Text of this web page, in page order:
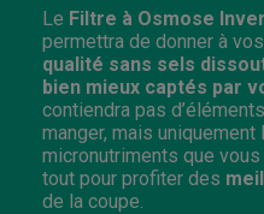
Le Filtre à Osmose
permettra de donner à
qualité sans sels
bien mieux captés par
contiendra pas
manger, mais
micronutriments que
tout pour profiter des
de la coupe.